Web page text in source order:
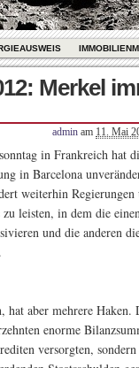
Merkel
admin am 11. Mai
in Frankreich hat
in Barcelona
weiterhin
zu leisten, in dem die
und die anderen
aber mehrere Haken.
enorme
versorgten, sondern